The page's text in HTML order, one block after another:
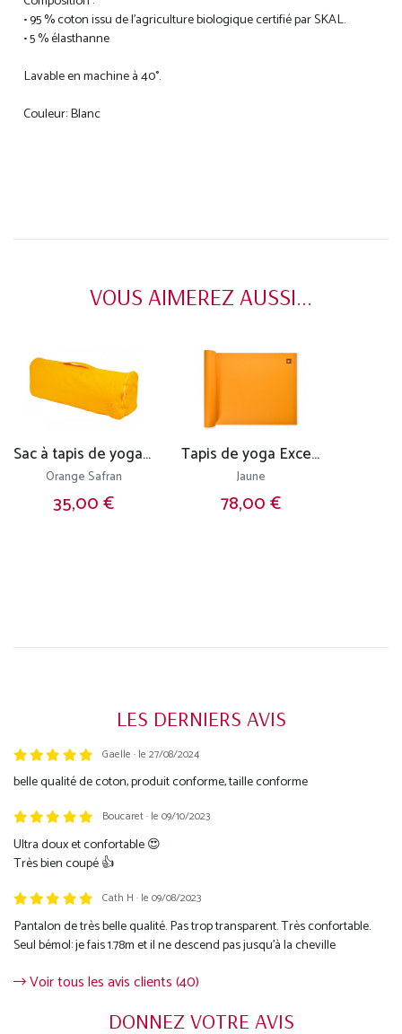
• 95 % coton issu de l'agriculture biologique certifié par SKAL.
• 5 % élasthanne
Lavable en machine à 40°.
Couleur: Blanc
VOUS AIMEREZ AUSSI...
Sac à tapis de yoga Chic et Cool 100% Coton Bio 70cm x 17cm
Orange Safran
35,00 €
Tapis de yoga Excellence Mat 100% Latex - 4,5mm
Jaune
78,00 €
LES DERNIERS AVIS
Trustpilot Gaelle · le 27/08/2024
belle qualité de coton, produit conforme, taille conforme
Boucaret · le 09/10/2023
Ultra doux et confortable 😍
Très bien coupé 👍
Cath H · le 09/08/2023
Pantalon de très belle qualité. Pas trop transparent. Très confortable.
Seul bémol: je fais 1.78m et il ne descend pas jusqu'à la cheville
Voir tous les avis clients (40)
DONNEZ VOTRE AVIS